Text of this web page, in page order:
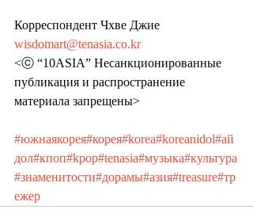
Корреспондент Чхве Джие
wisdomart@tenasia.co.kr
<ⓒ “10ASIA” Несанкционированные
публикация и распространение
материала запрещены>
#южнаякорея#корея#korea#koreanidol#ай
дол#кпоп#kpop#tenasia#музыка#культура
#знаменитости#дорамы#азия#treasure#тр
ежер